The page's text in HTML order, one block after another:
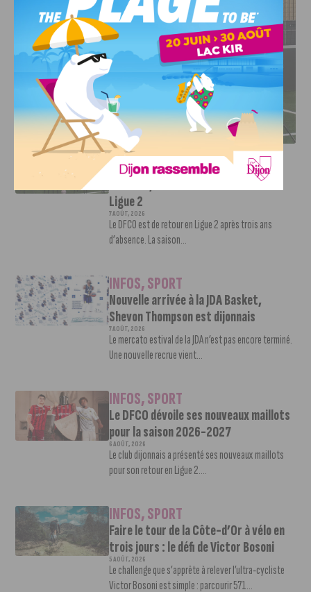
DFCO : RENCONTRE AVEC PIERRE-HENRI DEBALLON,
L’ARTISAN DE LA MONTÉE EN LIGUE 2
INFOS,SPORT
DFCO : Rencontre avec Pierre-Henri
Deballon, l’artisan de la montée en
Ligue 2
7 AOÛT, 2026
Le DFCO est de retour en Ligue 2 après trois ans
d’absence. La saison...
INFOS,SPORT
Nouvelle arrivée à la JDA Basket,
Shevon Thompson est dijonnais
7 AOÛT, 2026
Le mercato estival de la JDA n’est pas encore terminé.
Une nouvelle recrue vient...
INFOS,SPORT
Le DFCO dévoile ses nouveaux maillots
pour la saison 2026-2027
6 AOÛT, 2026
Le club dijonnais a présenté ses nouveaux maillots
pour son retour en Ligue 2....
INFOS,SPORT
Faire le tour de la Côte-d’Or à vélo en
trois jours : le défi de Victor Bosoni
5 AOÛT, 2026
Le challenge que s’apprête à relever l’ultra-cycliste
Victor Bosoni est simple : parcourir 571...